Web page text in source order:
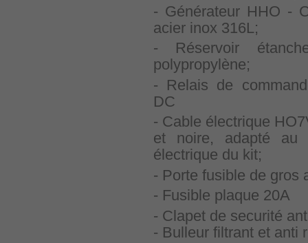
- Générateur HHO -
acier inox 316L;
- Réservoir
polypropylène;
- Relais de
DC
- Cable électrique
et noire, adapté au
électrique du kit;
- Porte fusible de gros
- Fusible plaque 20A
- Clapet de securité
- Bulleur filtrant et anti